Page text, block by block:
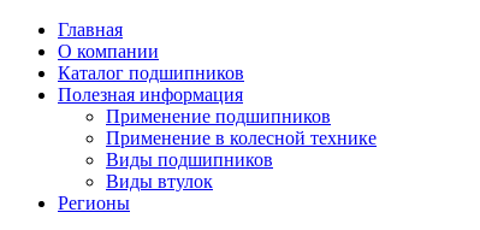
Главная
О компании
Каталог подшипников
Полезная информация
Применение подшипников
Применение в колесной технике
Виды подшипников
Виды втулок
Регионы